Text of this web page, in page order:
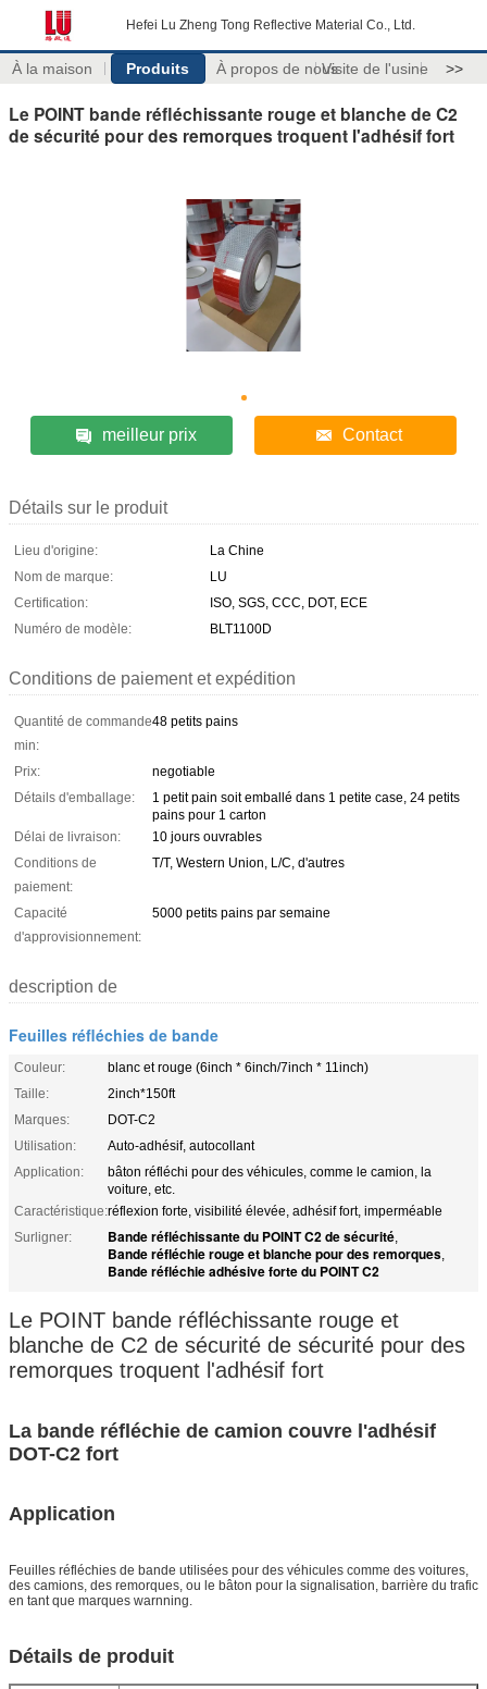
Hefei Lu Zheng Tong Reflective Material Co., Ltd.
À la maison Produits À propos de nousVisite de l'usine >>
Le POINT bande réfléchissante rouge et blanche de C2
de sécurité pour des remorques troquent l'adhésif fort
meilleur prix Contact
Détails sur le produit
Lieu d'origine:
La Chine
Nom de marque:
LU
Certification:
ISO, SGS, CCC, DOT, ECE
Numéro de modèle:
BLT1100D
Conditions de paiement et expédition
Quantité de commande
min:
48 petits pains
Prix:
negotiable
Détails d'emballage:
1 petit pain soit emballé dans 1 petite case, 24 petits
pains pour 1 carton
Délai de livraison:
10 jours ouvrables
Conditions de
paiement:
T/T, Western Union, L/C, d'autres
Capacité
d'approvisionnement:
5000 petits pains par semaine
description de
Feuilles réfléchies de bande
Couleur:
blanc et rouge (6inch * 6inch/7inch * 11inch)
Taille:
2inch*150ft
Marques:
DOT-C2
Utilisation:
Auto-adhésif, autocollant
Application:
bâton réfléchi pour des véhicules, comme le camion, la
voiture, etc.
Caractéristique:réflexion forte, visibilité élevée, adhésif fort, imperméable
Surligner:
Bande réfléchissante du POINT C2 de sécurité,
Bande réfléchie rouge et blanche pour des remorques,
Bande réfléchie adhésive forte du POINT C2
Le POINT bande réfléchissante rouge et
blanche de C2 de sécurité de sécurité pour des
remorques troquent l'adhésif fort
La bande réfléchie de camion couvre l'adhésif
DOT-C2 fort
Application
Feuilles réfléchies de bande utilisées pour des véhicules comme des voitures,
des camions, des remorques, ou le bâton pour la signalisation, barrière du trafic
en tant que marques warnning.
Détails de produit